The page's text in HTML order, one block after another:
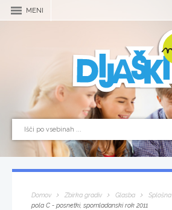
MENI
Domov Zbirka gradiv Glasba
pola C - posnetki, spomladanski rok 2011